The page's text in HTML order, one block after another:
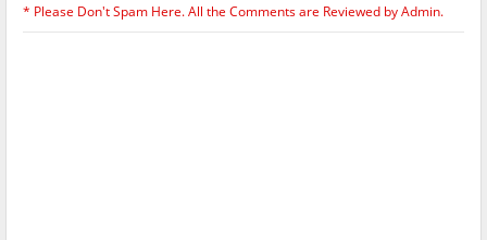
* Please Don't Spam Here. All the Comments are Reviewed by Admin.